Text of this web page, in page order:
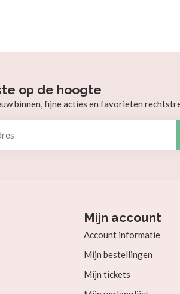
op de hoogte
binnen, fijne acties en favorieten
Mijn account
Account informatie
Mijn bestellingen
Mijn tickets